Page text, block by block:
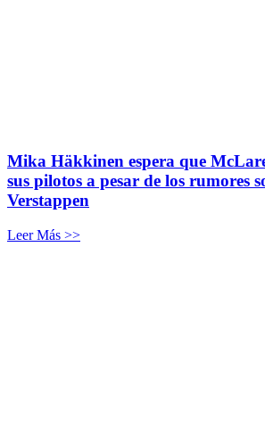
Mika Häkkinen espera que
sus pilotos a pesar de los rumores
Verstappen
Leer Más >>